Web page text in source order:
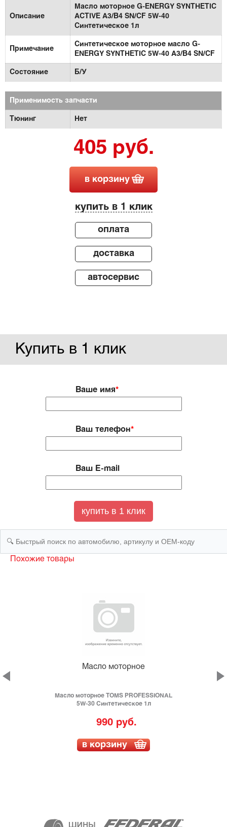
Описание
Масло моторное G-ENERGY SYNTHETIC
ACTIVE A3/B4 SN/CF 5W-40
Синтетическое 1л
Примечание
Синтетическое моторное масло G-
ENERGY SYNTHETIC 5W-40 A3/B4 SN/CF
Состояние Б/У
Применимость запчасти
Тюнинг Нет
405 руб.
в корзину
купить в 1 клик
оплата
доставка
автосервис
Купить в 1 клик
Ваше имя*
Ваш телефон*
Ваш E-mail
Похожие товары
Масло моторное
Масло моторное TOMS PROFESSIONAL
5W-30 Синтетическое 1л
990 руб.
в корзину